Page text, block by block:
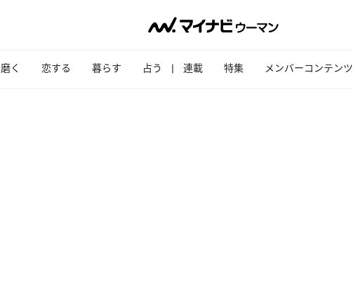
磨く 恋する 暮らす 占う 連載 特集 メンバーコンテンツ